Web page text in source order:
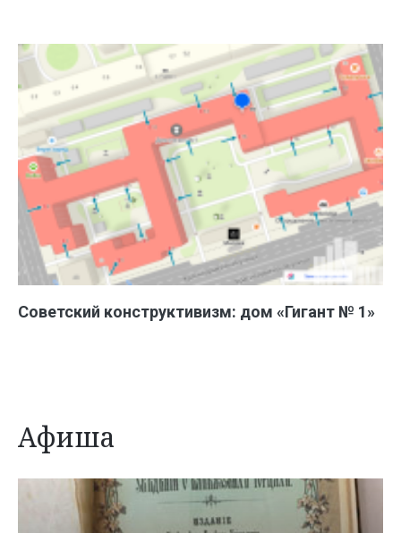
Советский конструктивизм: дом «Гигант № 1»
Афиша